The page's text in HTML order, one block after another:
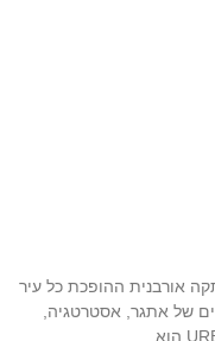
אורבנית ההופכת כל עיר
של אתגר, אסטרטגיה,